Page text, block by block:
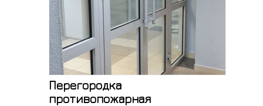
Перегородка
противопожарная